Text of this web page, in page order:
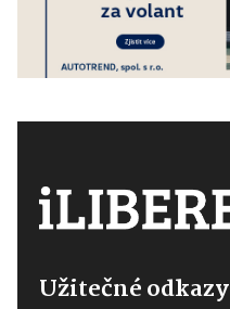
Užitečné odkazy